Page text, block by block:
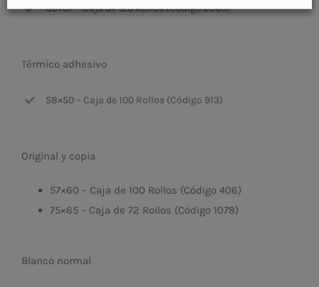
80×57 – Caja de 120 Rollos (Código 2060)
Térmico adhesivo
58×50 – Caja de 100 Rollos (Código 913)
Original y copia
57×60 – Caja de 100 Rollos (Código 406)
75×65 – Caja de 72 Rollos (Código 1078)
Blanco normal